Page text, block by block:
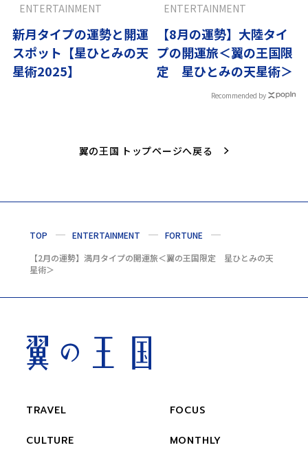
新月タイプの運勢と開運
スポット【星ひとみの天
星術2025】
ENTERTAINMENT
【8月の運勢】大陸タイ
プの開運旅＜翼の王国限
定 星ひとみの天星術＞
ENTERTAINMENT
Recommended by
翼の王国 トップページへ戻る
TOP ENTERTAINMENT
FORTUNE
【2月の運勢】満月タイプの開運旅＜翼の王国限定 星ひとみの天
星術＞
TRAVEL
CULTURE
FOCUS
MONTHLY